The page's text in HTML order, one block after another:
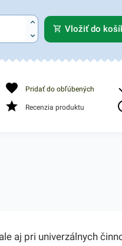
Vložiť do
Pridať do obľúbených
Recenzia produktu
aj pri univerzálnych